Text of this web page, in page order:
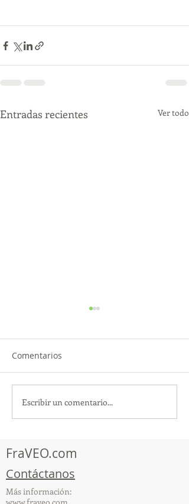
Entradas recientes Ver todo
¡Acapulco y Guerrero se
Visten de Fiesta!
Comentarios
Escribir un comentario...
FraVEO.com
Contáctanos
Más información: